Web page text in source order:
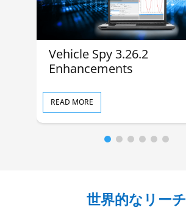
Vehicle Spy 3.26.2
Enhancements
READ MORE
世界的なリーチ